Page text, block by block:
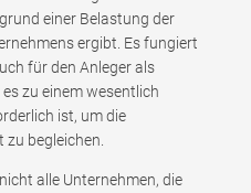
einer Belastung der
ergibt. Es fungiert
für den Anleger als
zu einem wesentlich
ist, um die
begleichen.
alle Unternehmen, die